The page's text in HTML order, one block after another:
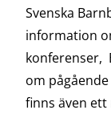
Svenska
information
konferenser,
om
finns även